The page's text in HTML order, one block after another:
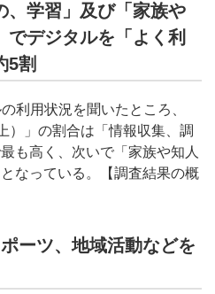
、学習」及び「家族や
デジタルを「よく利
5割
利用状況を聞いたところ、
）」の割合は「情報収集、調
も高く、次いで「家族や知人
なっている。【調査結果の概
ーツ、地域活動などを